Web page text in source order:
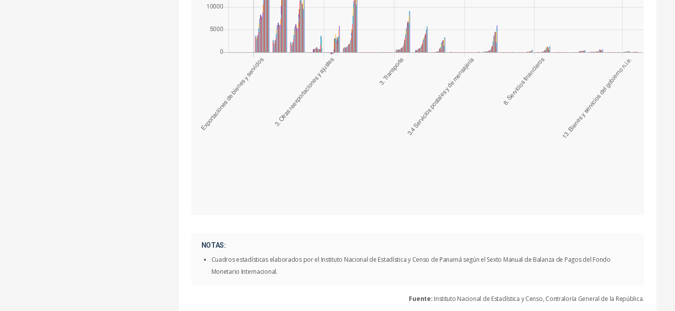
NOTAS:
Cuadros estadísticas elaborados por el Instituto Nacional de Estadística y Censo de Panamá según el Sexto Manual de Balanza de Pagos del Fondo
Monetario Internacional.
Fuente: Instituto Nacional de Estadística y Censo, Contraloría General de la República.